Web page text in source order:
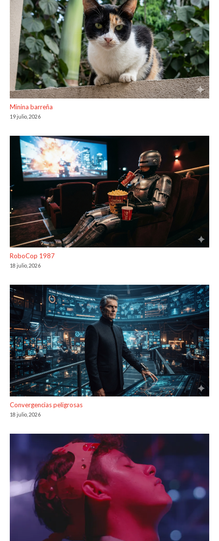
Minina barreña
19 julio, 2026
RoboCop 1987
18 julio, 2026
Convergencias peligrosas
18 julio, 2026